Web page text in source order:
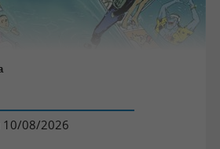
10/08/2026